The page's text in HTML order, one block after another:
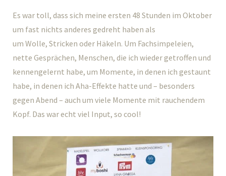
Es war toll, dass sich meine ersten 48 Stunden im Oktober
um fast nichts anderes gedreht haben als
um Wolle, Stricken oder Häkeln. Um Fachsimpeleien,
nette Gesprächen, Menschen, die ich wieder getroffen und
kennengelernt habe, um Momente, in denen ich gestaunt
habe, in denen ich Aha-Effekte hatte und – besonders
gegen Abend – auch um viele Momente mit rauchendem
Kopf. Das war echt viel Input, so cool!